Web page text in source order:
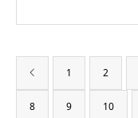
1 2
8 9 10